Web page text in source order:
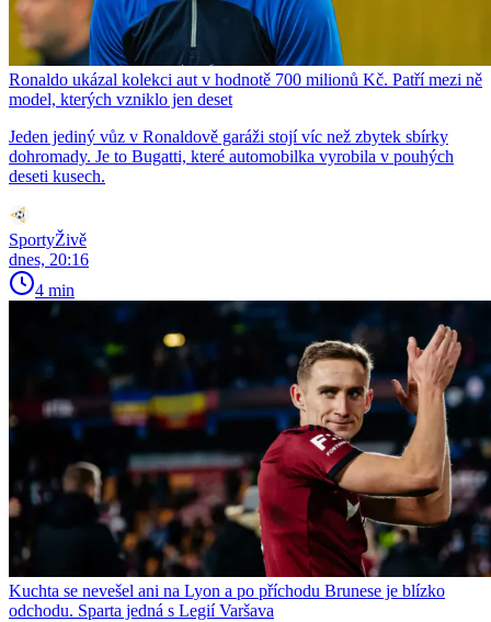
Ronaldo ukázal kolekci aut v hodnotě 700 milionů Kč. Patří mezi ně
model, kterých vzniklo jen deset
Jeden jediný vůz v Ronaldově garáži stojí víc než zbytek sbírky
dohromady. Je to Bugatti, které automobilka vyrobila v pouhých
deseti kusech.
SportyŽivě
dnes, 20:16
4 min
Kuchta se nevešel ani na Lyon a po příchodu Brunese je blízko
odchodu. Sparta jedná s Legií Varšava